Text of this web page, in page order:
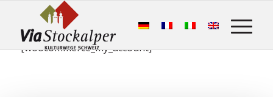
[woocommerce_my_account]